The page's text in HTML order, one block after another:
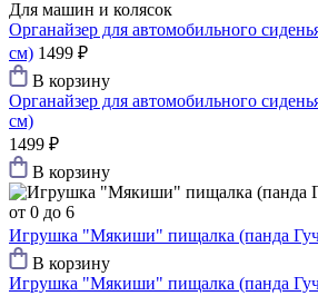
Для машин и колясок
Органайзер для автомобильного
см) 1499 ₽
В корзину
Органайзер для автомобильного
см)
1499 ₽
В корзину
от 0 до 6
Игрушка "Мякиши" пищалка (панда
В корзину
Игрушка "Мякиши" пищалка (панда